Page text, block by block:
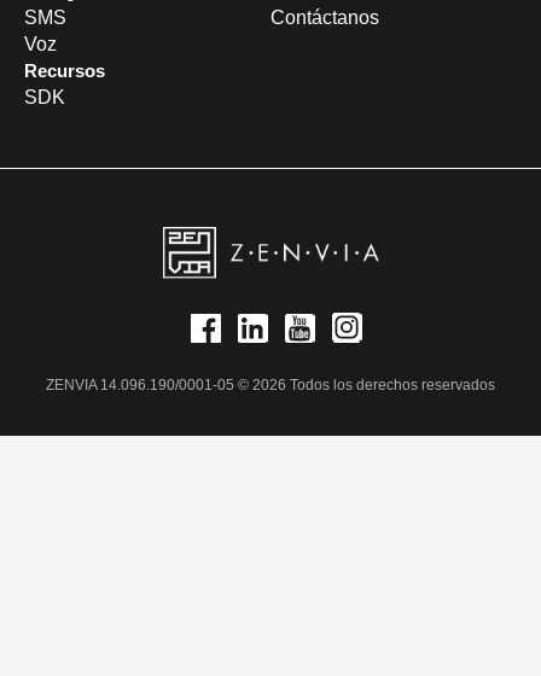
SMS
Voz
Recursos
SDK
Contáctanos
ZENVIA 14.096.190/0001-05 © 2026 Todos los derechos reservados